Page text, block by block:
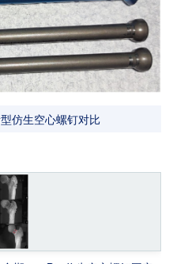
仿生空心螺钉对比